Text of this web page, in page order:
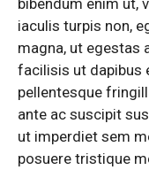
iaculis turpis non,
magna, ut egestas
facilisis ut dapibus
pellentesque
ante ac suscipit
ut imperdiet sem
posuere tristique